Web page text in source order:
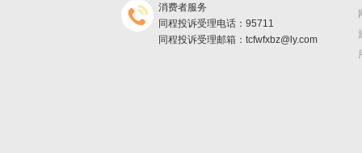
消费者服务
同程投诉受理电话：95711
同程投诉受理邮箱：tcfwfxbz@ly.com